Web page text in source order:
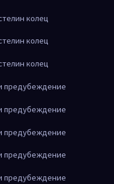
колец
колец
колец
предубеждение
предубеждение
предубеждение
предубеждение
предубеждение